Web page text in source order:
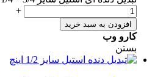
+
افزودن به سبد خرید
کارو وب
بستن